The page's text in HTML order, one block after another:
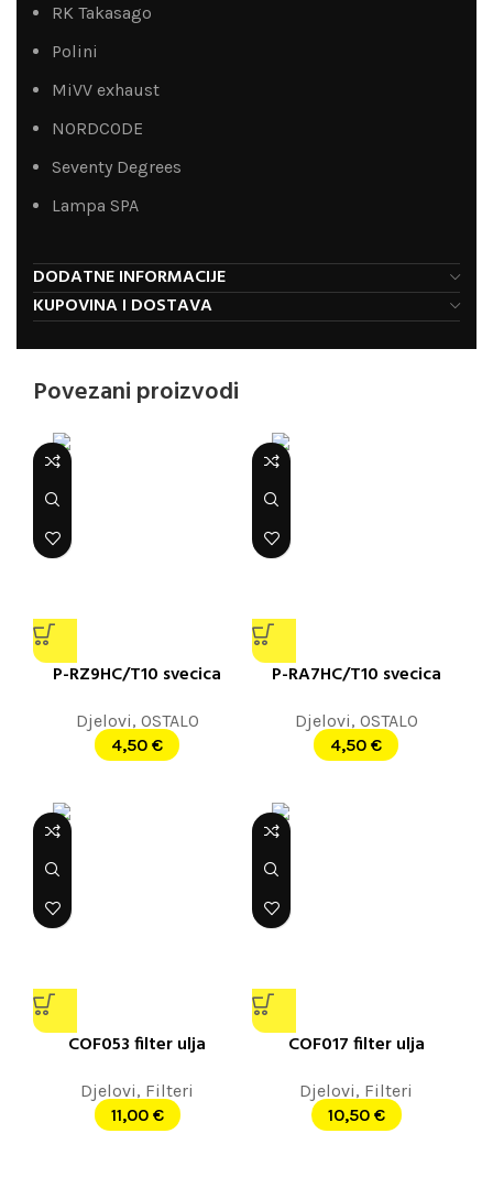
RK Takasago
Polini
MiVV exhaust
NORDCODE
Seventy Degrees
Lampa SPA
DODATNE INFORMACIJE
KUPOVINA I DOSTAVA
Povezani proizvodi
P-RZ9HC/T10 svecica
Djelovi, OSTALO
4,50 €
P-RA7HC/T10 svecica
Djelovi, OSTALO
4,50 €
COF053 filter ulja
Djelovi, Filteri
11,00 €
COF017 filter ulja
Djelovi, Filteri
10,50 €